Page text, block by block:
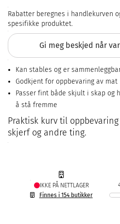
Rabatter beregnes i handlekurven
spesifikke produktet.
Gi meg beskjed når
Kan stables og er
Godkjent for oppbevaring av mat
Passer fint både skjult i skap og
å stå fremme
Praktisk kurv til
skjerf og andre ting.
IKKE PÅ NETTLAGER
Finnes i 154 butikker